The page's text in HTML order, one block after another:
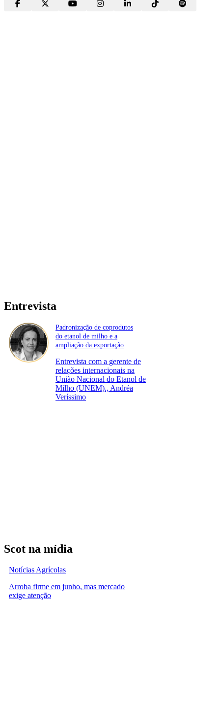
Entrevista
Padronização de coprodutos
do etanol de milho e a
ampliação da exportação
Entrevista com a gerente de
relações internacionais na
União Nacional do Etanol de
Milho (UNEM)., Andréa
Veríssimo
Scot na mídia
Notícias Agrícolas
Arroba firme em junho, mas mercado
exige atenção